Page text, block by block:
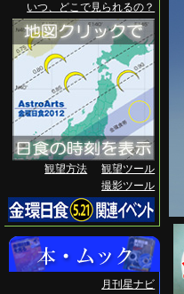
いつ、どこで見られるの？
観望方法
観望ツール
撮影ツール
月刊星ナビ